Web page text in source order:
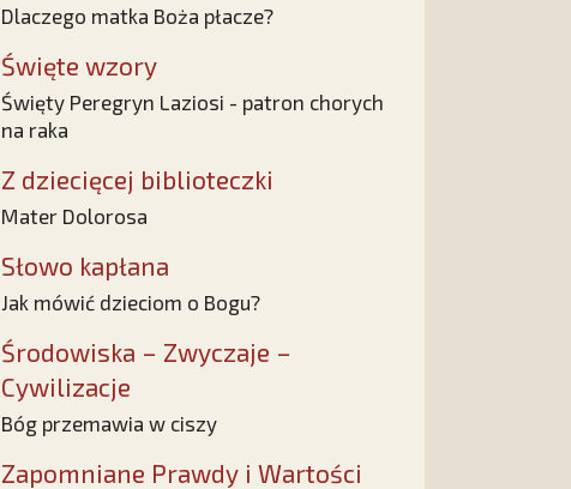
Dlaczego matka Boża płacze?
Święte wzory
Święty Peregryn Laziosi - patron chorych
na raka
Z dziecięcej biblioteczki
Mater Dolorosa
Słowo kapłana
Jak mówić dzieciom o Bogu?
Środowiska – Zwyczaje –
Cywilizacje
Bóg przemawia w ciszy
Zapomniane Prawdy i Wartości